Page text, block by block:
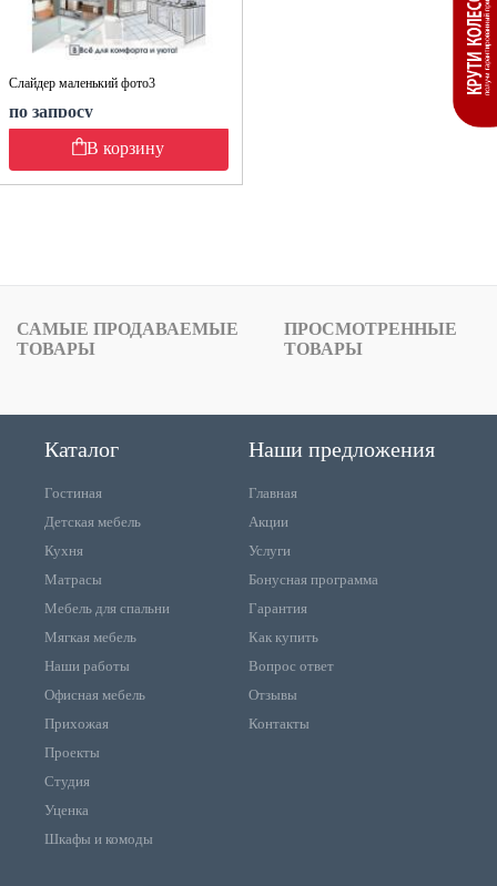
Слайдер маленький фото3
по запросу
В корзину
САМЫЕ ПРОДАВАЕМЫЕ
ТОВАРЫ
ПРОСМОТРЕННЫЕ
ТОВАРЫ
Каталог
Гостиная
Детская мебель
Кухня
Матрасы
Мебель для спальни
Мягкая мебель
Наши работы
Офисная мебель
Прихожая
Проекты
Студия
Уценка
Шкафы и комоды
Наши предложения
Главная
Акции
Услуги
Бонусная программа
Гарантия
Как купить
Вопрос ответ
Отзывы
Контакты